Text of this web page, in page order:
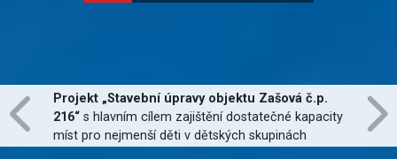
Projekt „Stavební úpravy objektu Zašová č.p.
216“ s hlavním cílem zajištění dostatečné kapacity
míst pro nejmenší děti v dětských skupinách